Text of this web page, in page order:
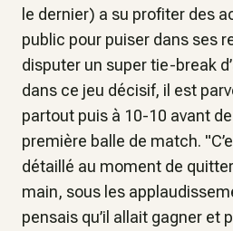
le dernier) a su profiter des
public pour puiser dans ses
disputer un super tie-break
dans ce jeu décisif, il est
partout puis à 10-10 avant
première balle de match. "
détaillé au moment de
main, sous les
pensais qu’il allait gagner et